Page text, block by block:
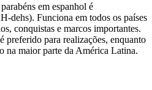
em espanhol é
dehs). Funciona em todos os países
conquistas e marcos importantes.
preferido para realizações, enquanto
na maior parte da América Latina.